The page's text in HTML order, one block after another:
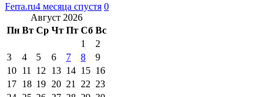
Ferra.ru4 месяца спустя 0
Август 2026
Пн Вт Ср Чт Пт Сб Вс
1
2
3
4 5 6 7 8
9
10 11 12 13 14 15 16
17 18 19 20 21 22 23